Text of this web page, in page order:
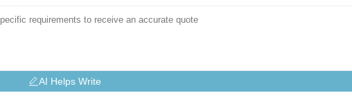
AI Helps Write